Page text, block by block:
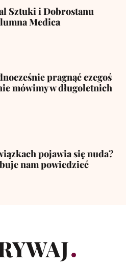
Sztuki i Dobrostanu
Medica
pragnąć czegoś
mówimy w długoletnich
pojawia się nuda?
nam powiedzieć